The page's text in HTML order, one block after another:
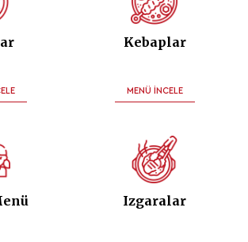
Kebaplar
MENÜ İNCELE
Izgaralar